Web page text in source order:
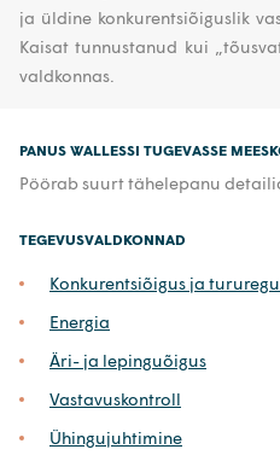
ja üldine konkurentsiõiguslik
Kaisat tunnustanud kui
valdkonnas.
PANUS WALLESSI TUGEVASSE
Pöörab suurt tähelepanu
TEGEVUSVALDKONNAD
Konkurentsiõigus ja
Energia
Äri- ja lepinguõigus
Vastavuskontroll
Ühingujuhtimine